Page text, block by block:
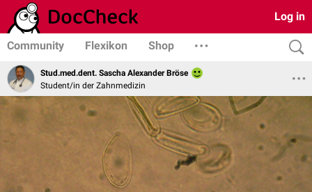
Log in
Community Flexikon Shop
Stud.med.dent. Sascha Alexander Bröse
Student/in der Zahnmedizin